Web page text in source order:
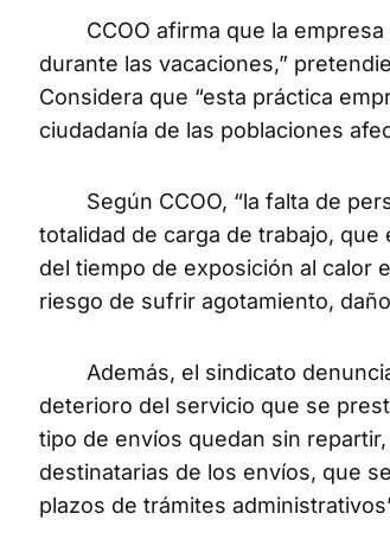
CCOO afirma que la empresa
durante las vacaciones,”
Considera que “esta práctica
ciudadanía de las poblaciones
Según CCOO, “la falta de
totalidad de carga de trabajo,
del tiempo de exposición al calor
riesgo de sufrir agotamiento,
Además, el sindicato denuncia
deterioro del servicio que se
tipo de envíos quedan sin
destinatarias de los envíos, que
plazos de trámites